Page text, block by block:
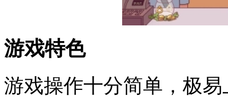
游戏特色
游戏操作十分简单，极